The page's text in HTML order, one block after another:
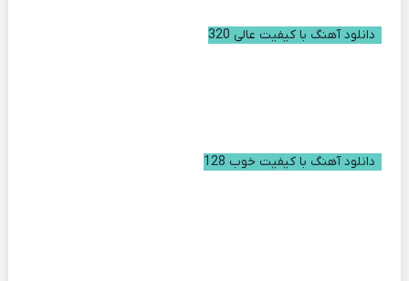
دانلود آهنگ با کیفیت عالی 320
دانلود آهنگ با کیفیت خوب 128